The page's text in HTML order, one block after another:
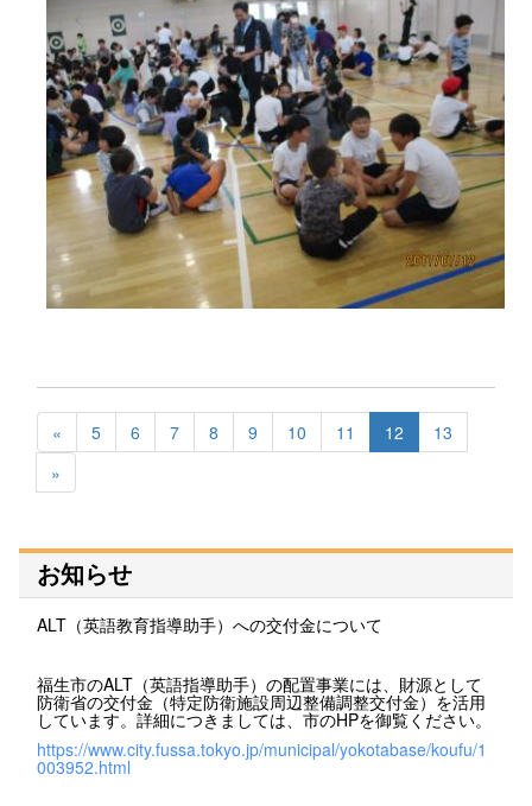
« 5 6 7 8 9 10 11 12
13
»
お知らせ
ALT（英語教育指導助手）への交付金について
福生市のALT（英語指導助手）の配置事業には、財源として
防衛省の交付金（特定防衛施設周辺整備調整交付金）を活用
しています。詳細につきましては、市のHPを御覧ください。
https://www.city.fussa.tokyo.jp/municipal/yokotabase/koufu/1
003952.html